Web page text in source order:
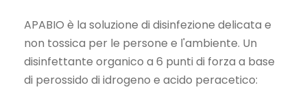
0
0
€
.
APABIO è la soluzione di disinfezione delicata e
non tossica per le persone e l'ambiente. Un
disinfettante organico a 6 punti di forza a base
di perossido di idrogeno e acido peracetico: